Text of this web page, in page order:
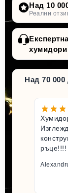
Над 10
Реални
хумидори
Над 70 000
ръце!!!!